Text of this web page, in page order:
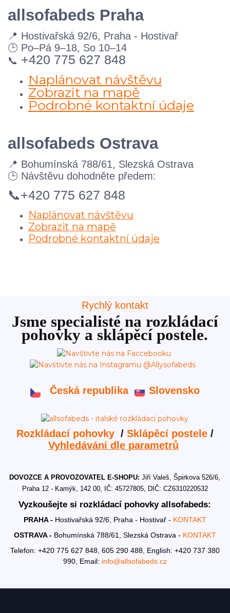
allsofabeds Praha
📍 Hostivařská 92/6, Praha - Hostivař
🕒 Po–Pá 9–18, So 10–14
📞 +420 775 627 848
Naplánovat návštěvu
Zobrazit na mapě
Podrobné kontaktní údaje
allsofabeds Ostrava
📍 Bohumínská 788/61, Slezská Ostrava
🕒 Návštěvu dohodněte předem:
📞+420 775 627 848
Naplánovat návštěvu
Zobrazit na mapě
Podrobné kontaktní údaje
Rychlý kontakt
Jsme specialisté na rozkládací
pohovky a sklápěcí postele.
Česká republika Slovensko
Rozkládací pohovky / Sklápěcí postele/
Vyhledávání dle parametrů
DOVOZCE A PROVOZOVATEL E-SHOPU:Jiří Valeš, Špirkova 526/6,
Praha 12 - Kamýk, 142 00, IČ: 45727805, DIČ: CZ6310220532
Vyzkoušejte si rozkládací pohovky allsofabeds:
PRAHA - Hostivařská 92/6, Praha - Hostivař - KONTAKT
OSTRAVA - Bohumínská 788/61, Slezská Ostrava - KONTAKT
Telefon: +420 775 627 848, 605 290 488, English: +420 737 380
990, Email: info@allsofabeds.cz